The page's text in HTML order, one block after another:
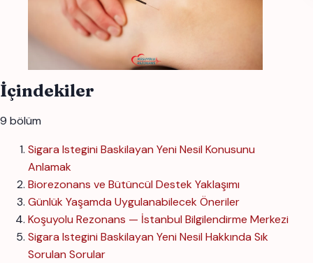
İçindekiler
9 bölüm
Sigara Istegini Baskilayan Yeni Nesil Konusunu
Anlamak
Biorezonans ve Bütüncül Destek Yaklaşımı
Günlük Yaşamda Uygulanabilecek Öneriler
Koşuyolu Rezonans — İstanbul Bilgilendirme Merkezi
Sigara Istegini Baskilayan Yeni Nesil Hakkında Sık
Sorulan Sorular